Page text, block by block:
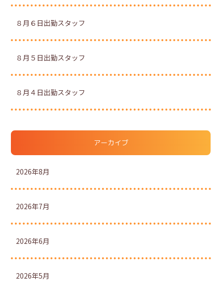
８月６日出勤スタッフ
８月５日出勤スタッフ
８月４日出勤スタッフ
アーカイブ
2026年8月
2026年7月
2026年6月
2026年5月